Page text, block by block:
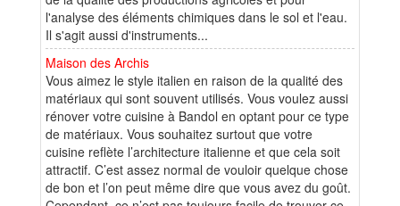
l'analyse des éléments chimiques dans le sol et l'eau.
Il s'agit aussi d'instruments...
Maison des Archis
Vous aimez le style italien en raison de la qualité des
matériaux qui sont souvent utilisés. Vous voulez aussi
rénover votre cuisine à Bandol en optant pour ce type
de matériaux. Vous souhaitez surtout que votre
cuisine reflète l’architecture italienne et que cela soit
attractif. C’est assez normal de vouloir quelque chose
de bon et l’on peut même dire que vous avez du goût.